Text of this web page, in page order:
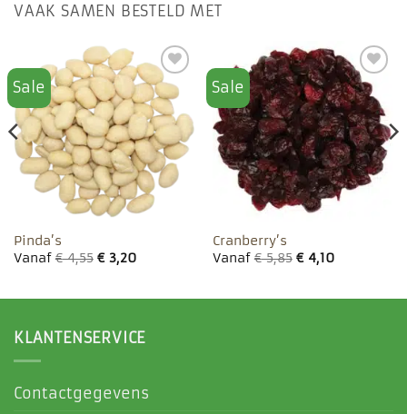
VAAK SAMEN BESTELD MET
Sale
Toevoegen
aan
favorieten
Pinda’s
Vanaf€4,55 €3,20
Sale
Toevoegen
aan
favorieten
Cranberry’s
Vanaf€5,85 €4,10
KLANTENSERVICE
Contactgegevens